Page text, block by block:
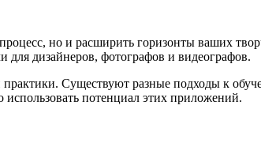
но и расширить горизонты ваших
дизайнеров, фотографов и видеографов.
Существуют разные подходы к
потенциал этих приложений.